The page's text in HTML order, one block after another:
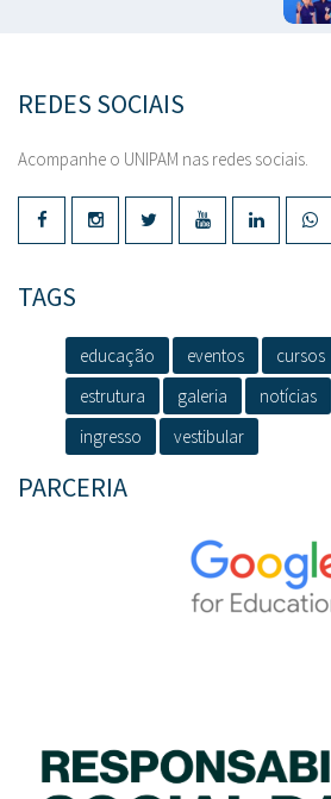
REDES SOCIAIS
Acompanhe o UNIPAM nas redes sociais.
TAGS
educação eventos cursos
estrutura
galeria notícias
ingresso
vestibular
PARCERIA